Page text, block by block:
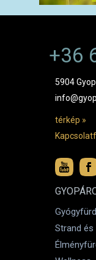
+36
5904
térkép »
Strand